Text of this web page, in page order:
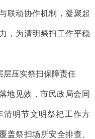
联动协作机制，凝聚起
，为清明祭扫工作平稳
层压实祭扫保障责任
地见效，市民政局会同
清明节文明祭祀工作方
盖祭扫场所安全排查、